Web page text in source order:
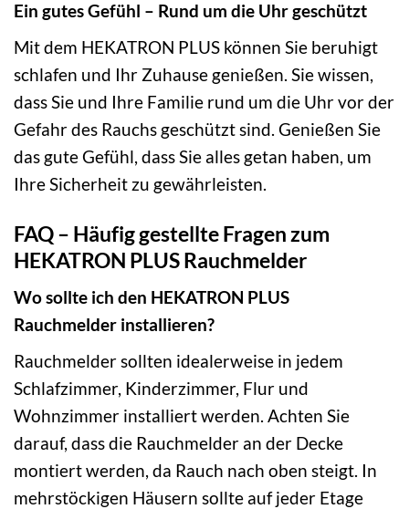
Ein gutes Gefühl – Rund um die Uhr geschützt
Mit dem HEKATRON PLUS können Sie beruhigt
schlafen und Ihr Zuhause genießen. Sie wissen,
dass Sie und Ihre Familie rund um die Uhr vor der
Gefahr des Rauchs geschützt sind. Genießen Sie
das gute Gefühl, dass Sie alles getan haben, um
Ihre Sicherheit zu gewährleisten.
FAQ – Häufig gestellte Fragen zum
HEKATRON PLUS Rauchmelder
Wo sollte ich den HEKATRON PLUS
Rauchmelder installieren?
Rauchmelder sollten idealerweise in jedem
Schlafzimmer, Kinderzimmer, Flur und
Wohnzimmer installiert werden. Achten Sie
darauf, dass die Rauchmelder an der Decke
montiert werden, da Rauch nach oben steigt. In
mehrstöckigen Häusern sollte auf jeder Etage